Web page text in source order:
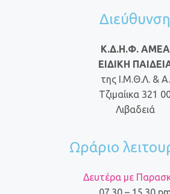
Διεύθυνση
Κ.Δ.Η.Φ. ΑΜΕΑ
ΕΙΔΙΚΗ
της Ι.Μ.Θ.Λ. & Α.
Τζιμαίικα 321
Λιβαδειά
Ωράριο
Δευτέρα με